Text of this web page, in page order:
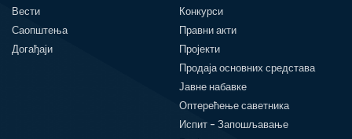
Вести
Саопштења
Догађаји
Конкурси
Правни акти
Пројекти
Продаја основних средстава
Јавне набавке
Оптерећење саветника
Испит - Запошљавање